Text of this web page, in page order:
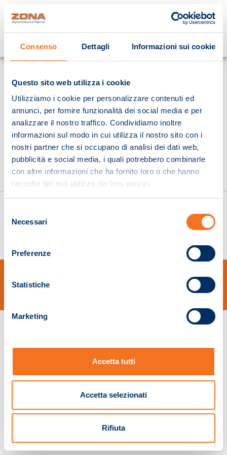
Consenso Dettagli Informazioni sui cookie
Questo sito web utilizza i cookie
Utilizziamo i cookie per personalizzare contenuti ed
annunci, per fornire funzionalità dei social media e per
analizzare il nostro traffico. Condividiamo inoltre
informazioni sul modo in cui utilizza il nostro sito con i
nostri partner che si occupano di analisi dei dati web,
pubblicità e social media, i quali potrebbero combinarle
con altre informazioni che ha fornito loro o che hanno
raccolto dal suo utilizzo dei loro servizi.
delNecessari
Preferenze
Statistiche
Marketing
Accetta tutti
Accetta selezionati
Rifiuta
Cosa stai cercando?
Pistoia 01680210505 – R.E.A. n.155974 - Cap.Soc. € 2.000.000,00 i.v. La
Società adotta il Codice Etico D.lgs. 231/01